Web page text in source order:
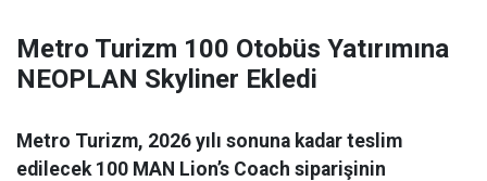
Metro Turizm 100 Otobüs Yatırımına
NEOPLAN Skyliner Ekledi
Metro Turizm, 2026 yılı sonuna kadar teslim
edilecek 100 MAN Lion’s Coach siparişinin